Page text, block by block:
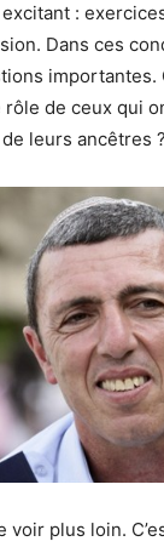
excitant :
Dans ces
de ceux qui
leurs ancêtres ?
voir plus loin.